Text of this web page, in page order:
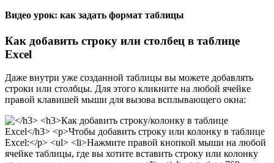
Видео урок: как задать формат таблицы
Как добавить строку или столбец в таблице
Excel
Даже внутри уже созданной таблицы вы можете добавлять
строки или столбцы. Для этого кликните на любой ячейке
правой клавишей мыши для вызова всплывающего окна: